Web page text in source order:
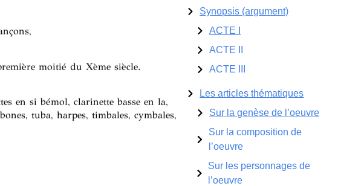
moitié du Xème siècle.
en si bémol, clarinette basse en la,
tuba, harpes, timbales, cymbales,
Synopsis (argument)
ACTE I
ACTE II
ACTE III
Les articles thématiques
Sur la genèse de l’oeuvre
Sur la composition de
l’oeuvre
Sur les personnages de
l’oeuvre